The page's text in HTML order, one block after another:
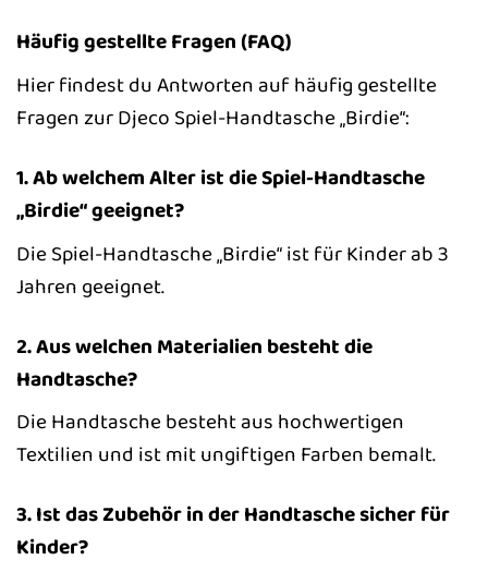
Häufig gestellte Fragen (FAQ)
Hier findest du Antworten auf häufig gestellte
Fragen zur Djeco Spiel-Handtasche „Birdie“:
1. Ab welchem Alter ist die Spiel-Handtasche
„Birdie“ geeignet?
Die Spiel-Handtasche „Birdie“ ist für Kinder ab 3
Jahren geeignet.
2. Aus welchen Materialien besteht die
Handtasche?
Die Handtasche besteht aus hochwertigen
Textilien und ist mit ungiftigen Farben bemalt.
3. Ist das Zubehör in der Handtasche sicher für
Kinder?